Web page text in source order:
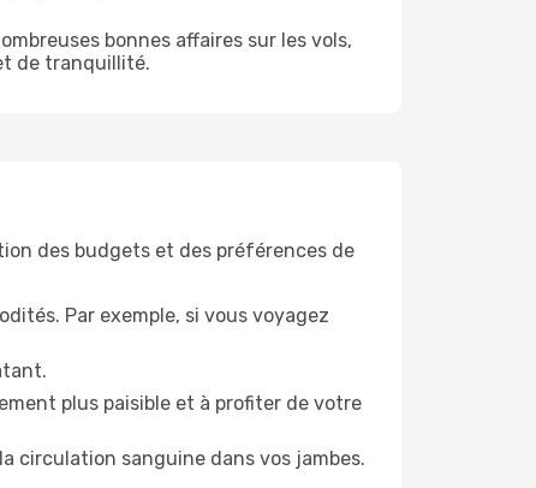
bonnes affaires sur les vols,
de tranquillité.
des budgets et des préférences de
Par exemple, si vous voyagez
plus paisible et à profiter de votre
circulation sanguine dans vos jambes.